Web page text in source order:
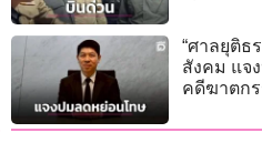
“ศาลยุติธ
สังคม แจ
คดีฆาตก